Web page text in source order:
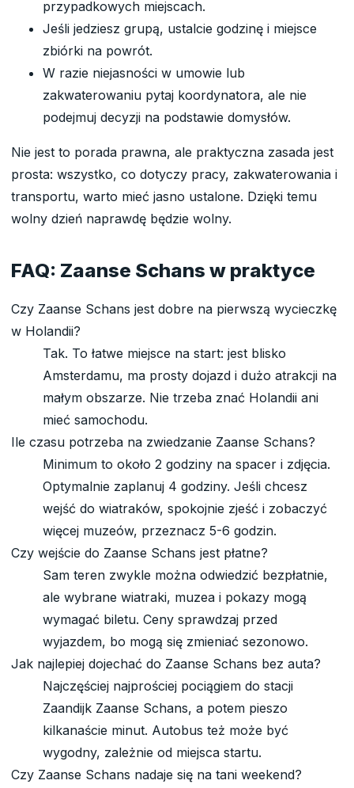
przypadkowych miejscach.
Jeśli jedziesz grupą, ustalcie godzinę i miejsce
zbiórki na powrót.
W razie niejasności w umowie lub
zakwaterowaniu pytaj koordynatora, ale nie
podejmuj decyzji na podstawie domysłów.
Nie jest to porada prawna, ale praktyczna zasada jest
prosta: wszystko, co dotyczy pracy, zakwaterowania i
transportu, warto mieć jasno ustalone. Dzięki temu
wolny dzień naprawdę będzie wolny.
FAQ: Zaanse Schans w praktyce
Czy Zaanse Schans jest dobre na pierwszą wycieczkę
w Holandii?
Tak. To łatwe miejsce na start: jest blisko
Amsterdamu, ma prosty dojazd i dużo atrakcji na
małym obszarze. Nie trzeba znać Holandii ani
mieć samochodu.
Ile czasu potrzeba na zwiedzanie Zaanse Schans?
Minimum to około 2 godziny na spacer i zdjęcia.
Optymalnie zaplanuj 4 godziny. Jeśli chcesz
wejść do wiatraków, spokojnie zjeść i zobaczyć
więcej muzeów, przeznacz 5-6 godzin.
Czy wejście do Zaanse Schans jest płatne?
Sam teren zwykle można odwiedzić bezpłatnie,
ale wybrane wiatraki, muzea i pokazy mogą
wymagać biletu. Ceny sprawdzaj przed
wyjazdem, bo mogą się zmieniać sezonowo.
Jak najlepiej dojechać do Zaanse Schans bez auta?
Najczęściej najprościej pociągiem do stacji
Zaandijk Zaanse Schans, a potem pieszo
kilkanaście minut. Autobus też może być
wygodny, zależnie od miejsca startu.
Czy Zaanse Schans nadaje się na tani weekend?